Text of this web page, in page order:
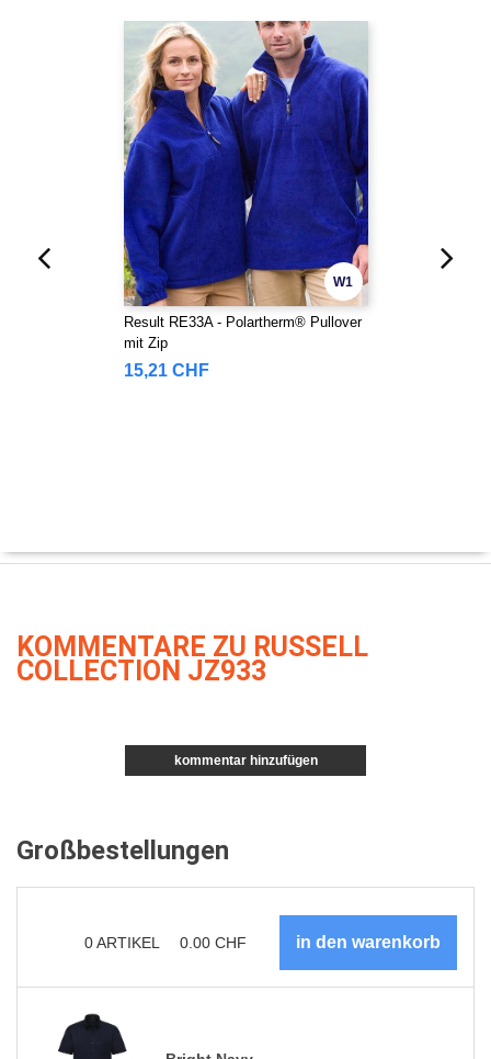
W1
Result RE33A - Polartherm® Pullover
mit Zip
15,21 CHF
KOMMENTARE ZU RUSSELL
COLLECTION JZ933
kommentar hinzufügen
Großbestellungen
0ARTIKEL 0.00 CHF